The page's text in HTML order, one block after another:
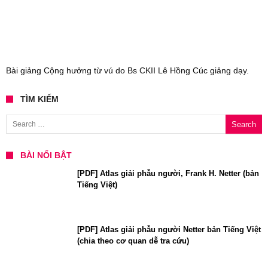
Bài giảng Cộng hưởng từ vú do Bs CKII Lê Hồng Cúc giảng dạy.
TÌM KIẾM
Search for:
BÀI NỔI BẬT
[PDF] Atlas giải phẫu người, Frank H. Netter (bản
Tiếng Việt)
[PDF] Atlas giải phẫu người Netter bản Tiếng Việt
(chia theo cơ quan dễ tra cứu)